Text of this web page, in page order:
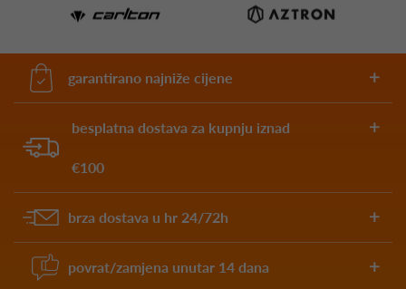
garantirano najniže cijene
besplatna dostava za kupnju iznad
€100
brza dostava u hr 24/72h
povrat/zamjena unutar 14 dana